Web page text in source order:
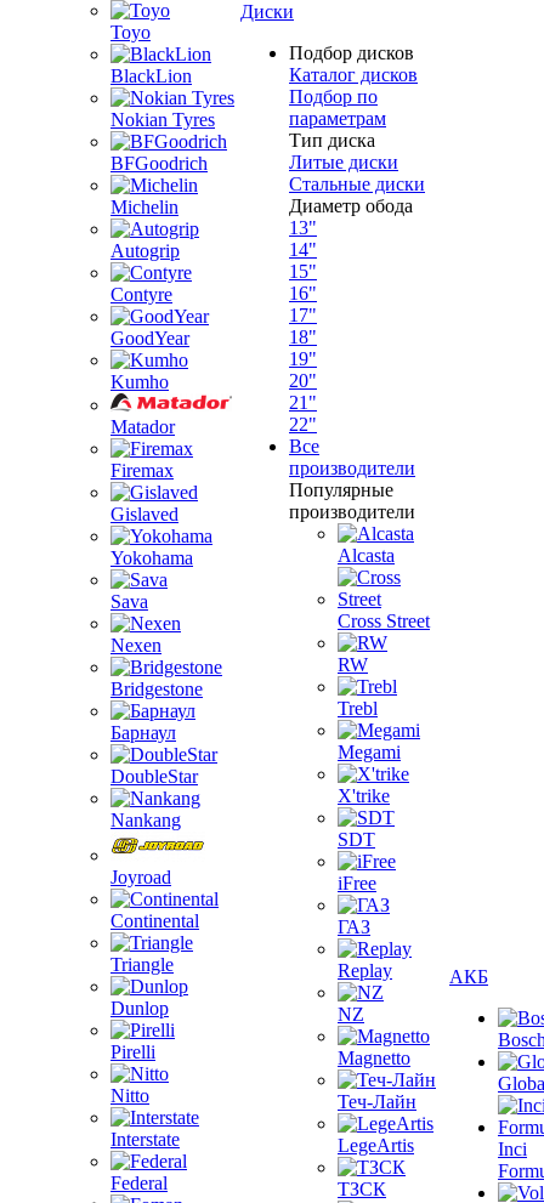
Toyo
BlackLion
Nokian Tyres
BFGoodrich
Michelin
Autogrip
Contyre
GoodYear
Kumho
Matador
Firemax
Gislaved
Yokohama
Sava
Nexen
Bridgestone
Барнаул
DoubleStar
Nankang
Joyroad
Continental
Triangle
Dunlop
Pirelli
Nitto
Interstate
Federal
Диски
Подбор дисков
Каталог дисков
Подбор по
параметрам
Тип диска
Литые диски
Стальные диски
Диаметр обода
13"
14"
15"
16"
17"
18"
19"
20"
21"
22"
Все
производители
Популярные
производители
Alcasta
Cross Street
RW
Trebl
Megami
X'trike
SDT
iFree
ГАЗ
Replay
NZ
Magnetto
Теч-Лайн
LegeArtis
ТЗСК
АКБ
Inci